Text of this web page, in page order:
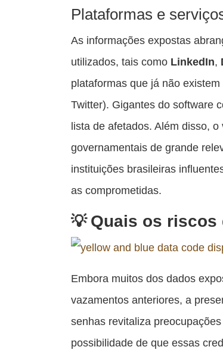
Plataformas e
As informações expostas
utilizados, tais como LinkedIn,
plataformas que já não
Twitter). Gigantes do software
lista de afetados. Além disso,
governamentais de grande
instituições brasileiras
as comprometidas.
Quais os riscos
Embora muitos dos dados
vazamentos anteriores, a
senhas revitaliza
possibilidade de que essas